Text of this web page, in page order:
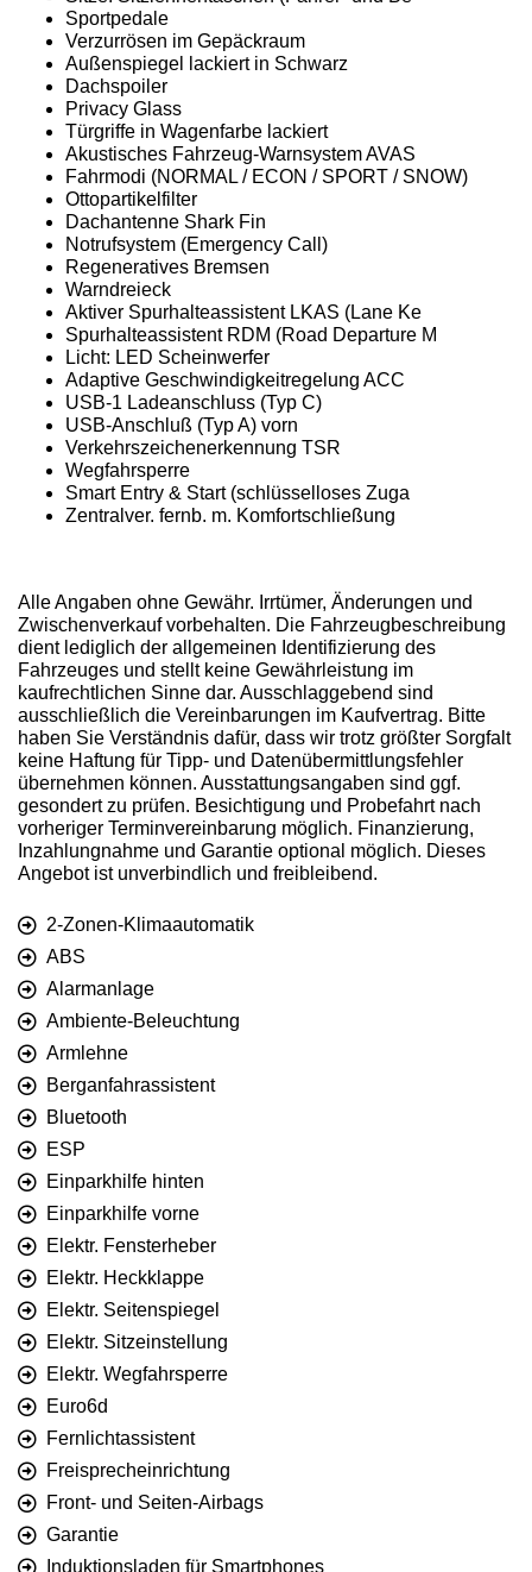
Sportpedale
Verzurrösen im Gepäckraum
Außenspiegel lackiert in Schwarz
Dachspoiler
Privacy Glass
Türgriffe in Wagenfarbe lackiert
Akustisches Fahrzeug-Warnsystem AVAS
Fahrmodi (NORMAL / ECON / SPORT / SNOW)
Ottopartikelfilter
Dachantenne Shark Fin
Notrufsystem (Emergency Call)
Regeneratives Bremsen
Warndreieck
Aktiver Spurhalteassistent LKAS (Lane Ke
Spurhalteassistent RDM (Road Departure M
Licht: LED Scheinwerfer
Adaptive Geschwindigkeitregelung ACC
USB-1 Ladeanschluss (Typ C)
USB-Anschluß (Typ A) vorn
Verkehrszeichenerkennung TSR
Wegfahrsperre
Smart Entry & Start (schlüsselloses Zuga
Zentralver. fernb. m. Komfortschließung
Alle Angaben ohne Gewähr. Irrtümer, Änderungen und
Zwischenverkauf vorbehalten. Die Fahrzeugbeschreibung
dient lediglich der allgemeinen Identifizierung des
Fahrzeuges und stellt keine Gewährleistung im
kaufrechtlichen Sinne dar. Ausschlaggebend sind
ausschließlich die Vereinbarungen im Kaufvertrag. Bitte
haben Sie Verständnis dafür, dass wir trotz größter Sorgfalt
keine Haftung für Tipp- und Datenübermittlungsfehler
übernehmen können. Ausstattungsangaben sind ggf.
gesondert zu prüfen. Besichtigung und Probefahrt nach
vorheriger Terminvereinbarung möglich. Finanzierung,
Inzahlungnahme und Garantie optional möglich. Dieses
Angebot ist unverbindlich und freibleibend.
2-Zonen-Klimaautomatik
ABS
Alarmanlage
Ambiente-Beleuchtung
Armlehne
Berganfahrassistent
Bluetooth
ESP
Einparkhilfe hinten
Einparkhilfe vorne
Elektr. Fensterheber
Elektr. Heckklappe
Elektr. Seitenspiegel
Elektr. Sitzeinstellung
Elektr. Wegfahrsperre
Euro6d
Fernlichtassistent
Freisprecheinrichtung
Front- und Seiten-Airbags
Garantie
Induktionsladen für Smartphones